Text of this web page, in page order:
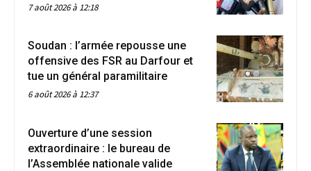
7 août 2026 à 12:18
Soudan : l’armée repousse une
offensive des FSR au Darfour et
tue un général paramilitaire
6 août 2026 à 12:37
Ouverture d’une session
extraordinaire : le bureau de
l’Assemblée nationale valide